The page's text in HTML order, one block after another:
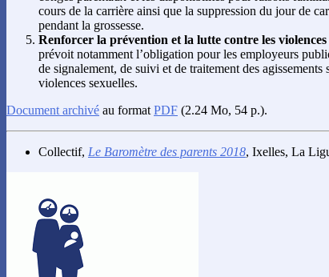
cours de la carrière ainsi que la suppression du jour de
pendant la grossesse.
Renforcer la prévention et la lutte contre les violences
prévoit notamment l’obligation pour les employeurs
de signalement, de suivi et de traitement des agissements
violences sexuelles.
Document archivé au format PDF (2.24 Mo, 54 p.).
Collectif, Le Baromètre des parents 2018, Ixelles, La